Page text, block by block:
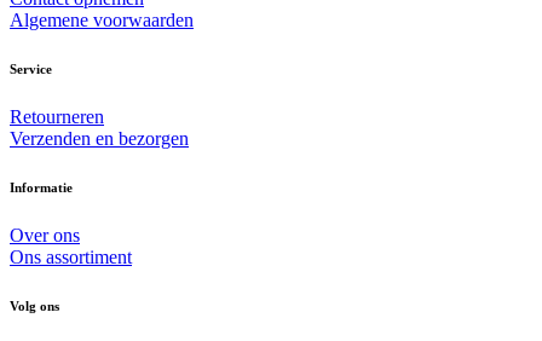
Algemene voorwaarden
Service
Retourneren
Verzenden en bezorgen
Informatie
Over ons
Ons assortiment
Volg ons